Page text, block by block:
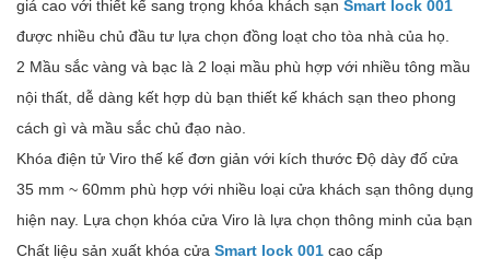
giá cao với thiết kế sang trọng khóa khách sạn Smart lock 001
được nhiều chủ đầu tư lựa chọn đồng loạt cho tòa nhà của họ.
2 Mầu sắc vàng và bạc là 2 loại mầu phù hợp với nhiều tông mầu
nội thất, dễ dàng kết hợp dù bạn thiết kế khách sạn theo phong
cách gì và mầu sắc chủ đạo nào.
Khóa điện tử Viro thế kế đơn giản với kích thước Độ dày đố cửa
35 mm ~ 60mm phù hợp với nhiều loại cửa khách sạn thông dụng
hiện nay. Lựa chọn khóa cửa Viro là lựa chọn thông minh của bạn
Chất liệu sản xuất khóa cửa Smart lock 001 cao cấp